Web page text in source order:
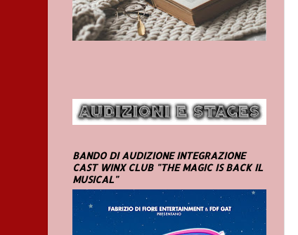
BANDO DI AUDIZIONE INTEGRAZIONE
CAST WINX CLUB "THE MAGIC IS BACK IL
MUSICAL"